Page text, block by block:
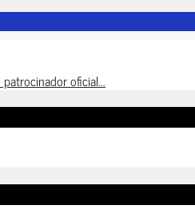
oficial...